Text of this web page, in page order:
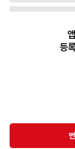
번개장터(주) 사업자정보, 이
번개장터㈜는 통신판매중개자이
소비자보호에 관한 법률 등 관련
개별 판매자에게 귀속하고, 번개
다만, 번개장터㈜가 직접 판매하
등